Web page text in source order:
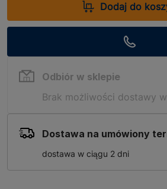
Dodaj do
Odbiór w sklepie
Brak możliwości dostawy
Dostawa na umówiony
dostawa w ciągu 2 dni